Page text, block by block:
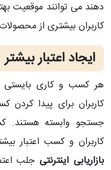
کاربران بیشتری از
ایجاد اعتبار بیشتر
هر کسب و کاری بایستی
کاربران برای پیدا
جستجو وابسته هستند.
کاربران و کسب اعتبار
بازاریابی اینترنتی جلب